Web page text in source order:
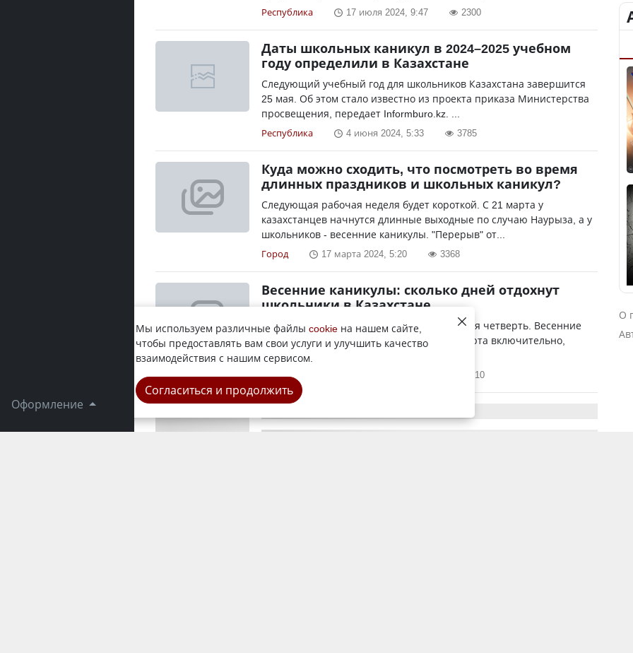
Оформление
Республика 17 июля 2024, 9:47 2300
Даты школьных каникул в 2024–2025 учебном
году определили в Казахстане
Следующий учебный год для школьников Казахстана завершится
25 мая. Об этом стало известно из проекта приказа Министерства
просвещения, передает Informburo.kz. ...
Республика 4 июня 2024, 5:33 3785
Куда можно сходить, что посмотреть во время
длинных праздников и школьных каникул?
Следующая рабочая неделя будет короткой. С 21 марта у
казахстанцев начнутся длинные выходные по случаю Наурыза, а у
школьников - весенние каникулы. "Перерыв" от...
Город 17 марта 2024, 5:20 3368
Весенние каникулы: сколько дней отдохнут
школьники в Казахстане
В казахстанских школах завершается третья четверть. Весенние
каникулы продлятся 11 дней: с 21 по 31 марта включительно,
сообщает Zakon.kz. Об этом говорится...
Республика 4210
О
Мы используем различные файлы cookie на нашем сайте,
чтобы предоставлять вам свои услуги и улучшить качество
взаимодействия с нашим сервисом.
Согласиться и продолжить